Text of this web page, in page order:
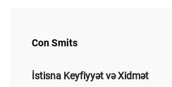
Con Smits
İstisna Keyfiyyət və Xidmət